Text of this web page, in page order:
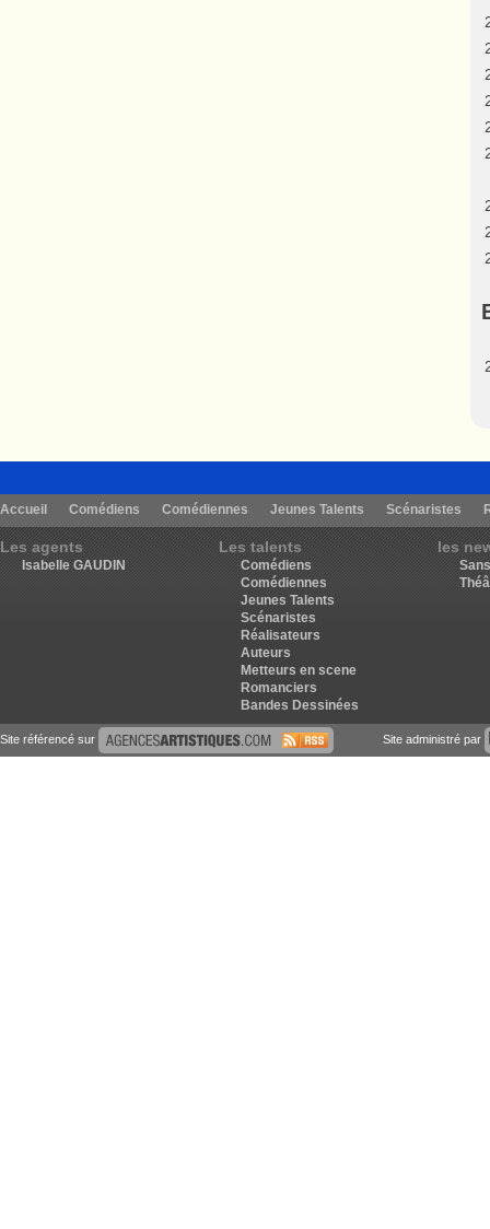
Accueil Comédiens Comédiennes Jeunes Talents Scénaristes
Les agents
Isabelle GAUDIN
Les talents
Comédiens
Comédiennes
Jeunes Talents
Scénaristes
Réalisateurs
Auteurs
Metteurs en scene
Romanciers
Bandes Dessinées
les
Site référencé sur Site administré par